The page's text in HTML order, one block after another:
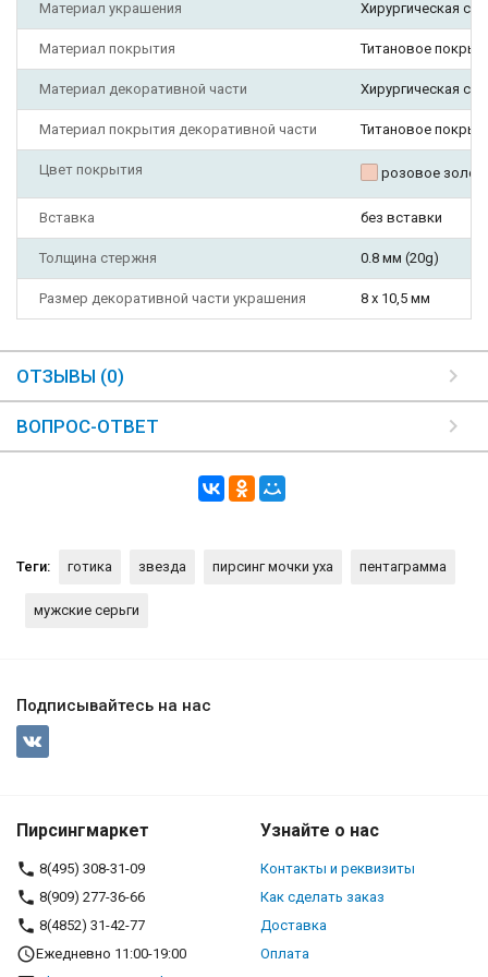
Материал украшения Хирургическая
Материал покрытия Титановое
Материал декоративной части Хирургическая
Материал покрытия декоративной части Титановое
Цвет покрытия розовое
Вставка без вставки
Толщина стержня 0.8 мм (20g)
Размер декоративной части украшения 8 х 10,5 мм
ОТЗЫВЫ (0)
ВОПРОС-ОТВЕТ
Теги: готика звезда пирсинг мочки уха пентаграмма
мужские серьги
Подписывайтесь на нас
Пирсингмаркет
8(495) 308-31-09
8(909) 277-36-66
8(4852) 31-42-77
Ежедневно 11:00-19:00
Узнайте о нас
Контакты и реквизиты
Как сделать заказ
Доставка
Оплата